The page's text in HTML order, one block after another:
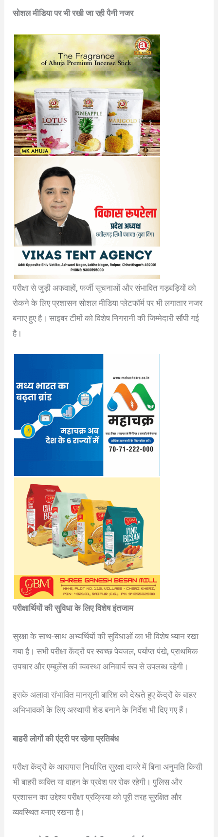
सोशल मीडिया पर भी रखी जा रही पैनी नजर
परीक्षा से जुड़ी अफवाहों, फर्जी सूचनाओं और संभावित गड़बड़ियों को
रोकने के लिए प्रशासन सोशल मीडिया प्लेटफॉर्म पर भी लगातार नजर
बनाए हुए है। साइबर टीमों को विशेष निगरानी की जिम्मेदारी सौंपी गई
है।
परीक्षार्थियों की सुविधा के लिए विशेष इंतजाम
सुरक्षा के साथ-साथ अभ्यर्थियों की सुविधाओं का भी विशेष ध्यान रखा
गया है। सभी परीक्षा केंद्रों पर स्वच्छ पेयजल, पर्याप्त पंखे, प्राथमिक
उपचार और एम्बुलेंस की व्यवस्था अनिवार्य रूप से उपलब्ध रहेगी।
इसके अलावा संभावित मानसूनी बारिश को देखते हुए केंद्रों के बाहर
अभिभावकों के लिए अस्थायी शेड बनाने के निर्देश भी दिए गए हैं।
बाहरी लोगों की एंट्री पर रहेगा प्रतिबंध
परीक्षा केंद्रों के आसपास निर्धारित सुरक्षा दायरे में बिना अनुमति किसी
भी बाहरी व्यक्ति या वाहन के प्रवेश पर रोक रहेगी। पुलिस और
प्रशासन का उद्देश्य परीक्षा प्रक्रिया को पूरी तरह सुरक्षित और
व्यवस्थित बनाए रखना है।